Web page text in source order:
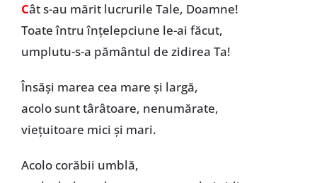
Cât s-au mărit lucrurile Tale, Doamne!
Toate întru înțelepciune le-ai făcut,
umplutu-s-a pământul de zidirea Ta!
Însăși marea cea mare și largă,
acolo sunt târâtoare, nenumărate,
viețuitoare mici și mari.
Acolo corăbii umblă,